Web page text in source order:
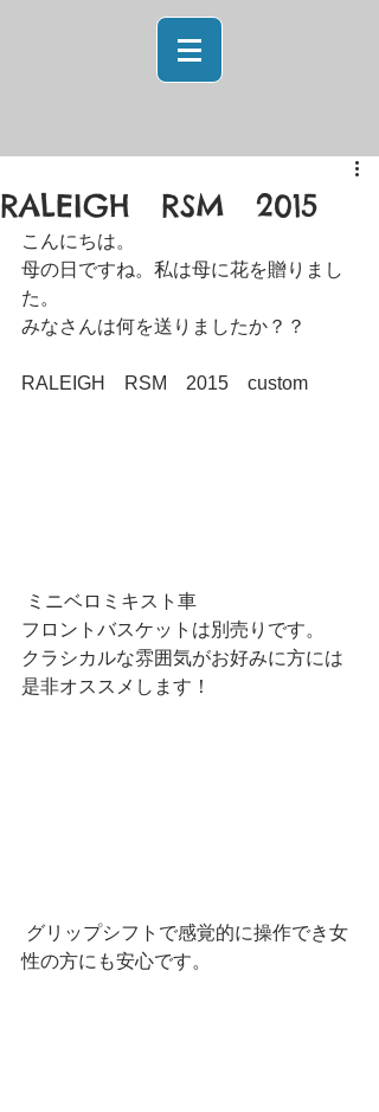
RALEIGH RSM 2015
こんにちは。
母の日ですね。私は母に花を贈りまし
た。
みなさんは何を送りましたか？？
RALEIGH　RSM　2015　custom
ミニベロミキスト車
フロントバスケットは別売りです。
クラシカルな雰囲気がお好みに方には
是非オススメします！
性の方にも安心です。